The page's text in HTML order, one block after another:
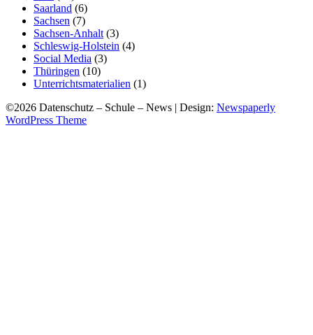
Saarland (6)
Sachsen (7)
Sachsen-Anhalt (3)
Schleswig-Holstein (4)
Social Media (3)
Thüringen (10)
Unterrichtsmaterialien (1)
©2026 Datenschutz – Schule – News | Design: Newspaperly
WordPress Theme